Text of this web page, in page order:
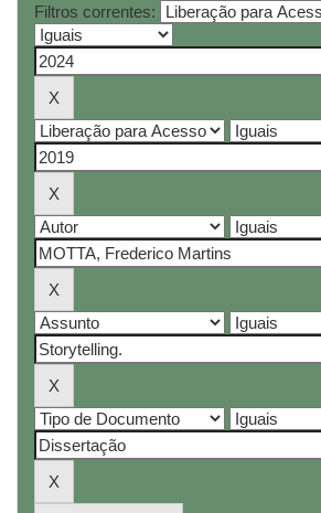
Filtros correntes: